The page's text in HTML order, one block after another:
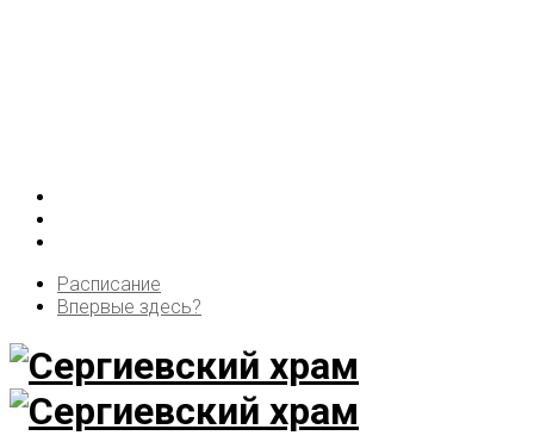
Расписание
Впервые здесь?